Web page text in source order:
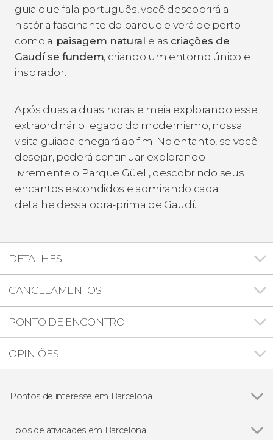
guia que fala português, você descobrirá a
história fascinante do parque e verá de perto
como a paisagem natural e as criações de
Gaudí se fundem, criando um entorno único e
inspirador.
Após duas a duas horas e meia explorando esse
extraordinário legado do modernismo, nossa
visita guiada chegará ao fim. No entanto, se você
desejar, poderá continuar explorando
livremente o Parque Güell, descobrindo seus
encantos escondidos e admirando cada
detalhe dessa obra-prima de Gaudí.
DETALHES
CANCELAMENTOS
PONTO DE ENCONTRO
OPINIÕES
Pontos de interesse em Barcelona
Catedral de Barcelona
Tipos de atividades em Barcelona